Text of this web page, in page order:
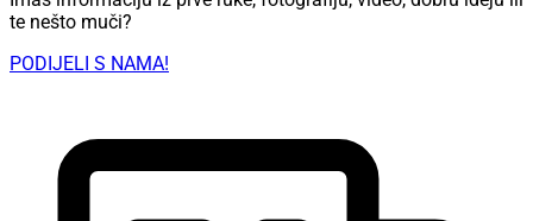
te nešto muči?
PODIJELI S NAMA!